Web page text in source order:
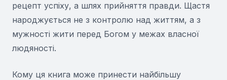
рецепт успіху, а шлях прийняття правди. Щастя
народжується не з контролю над життям, а з
мужності жити перед Богом у межах власної
людяності.
Кому ця книга може принести найбільшу